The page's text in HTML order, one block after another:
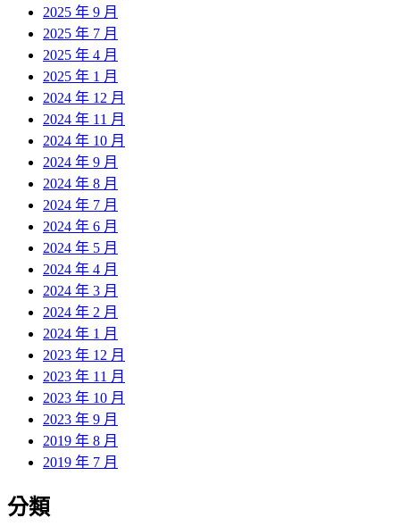
2025 年 9 月
2025 年 7 月
2025 年 4 月
2025 年 1 月
2024 年 12 月
2024 年 11 月
2024 年 10 月
2024 年 9 月
2024 年 8 月
2024 年 7 月
2024 年 6 月
2024 年 5 月
2024 年 4 月
2024 年 3 月
2024 年 2 月
2024 年 1 月
2023 年 12 月
2023 年 11 月
2023 年 10 月
2023 年 9 月
2019 年 8 月
2019 年 7 月
分類